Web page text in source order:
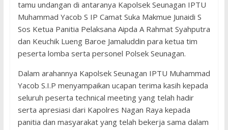
tamu undangan di antaranya Kapolsek Seunagan IPTU
Muhammad Yacob S IP Camat Suka Makmue Junaidi S
Sos Ketua Panitia Pelaksana Aipda A Rahmat Syahputra
dan Keuchik Lueng Baroe Jamaluddin para ketua tim
peserta lomba serta personel Polsek Seunagan.
Dalam arahannya Kapolsek Seunagan IPTU Muhammad
Yacob S.I.P menyampaikan ucapan terima kasih kepada
seluruh peserta technical meeting yang telah hadir
serta apresiasi dari Kapolres Nagan Raya kepada
panitia dan masyarakat yang telah bekerja sama dalam